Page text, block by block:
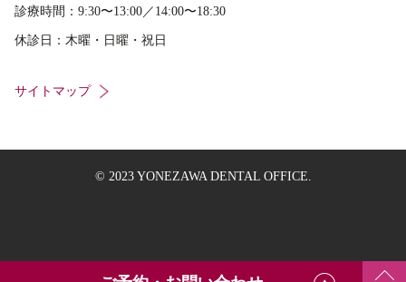
診療時間： 9:30〜13:00／14:00〜18:30
休診日： 木曜・日曜・祝日
サイトマップ
© 2023 YONEZAWA DENTAL OFFICE.